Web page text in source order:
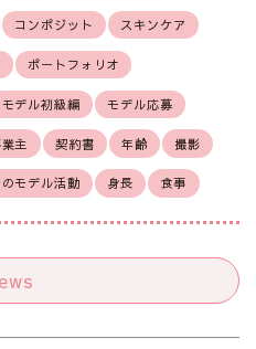
コンポジット スキンケア
ポートフォリオ
モデル初級編 モデル応募
主 契約書 年齢 撮影
モデル活動 身長 食事